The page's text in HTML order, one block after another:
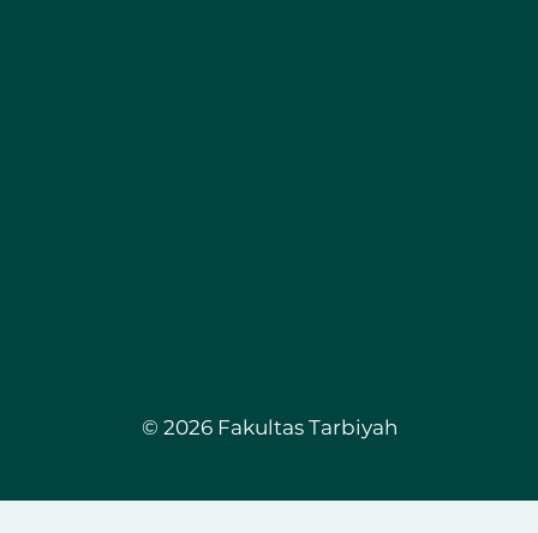
© 2026 Fakultas Tarbiyah